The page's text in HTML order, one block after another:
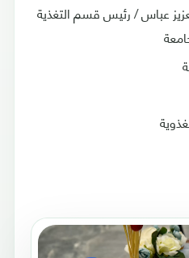
عباس / رئيس قسم التغذية